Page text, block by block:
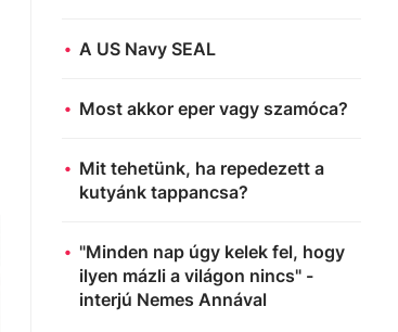
A US Navy SEAL
Most akkor eper vagy szamóca?
Mit tehetünk, ha repedezett a
kutyánk tappancsa?
"Minden nap úgy kelek fel, hogy
ilyen mázli a világon nincs" -
interjú Nemes Annával